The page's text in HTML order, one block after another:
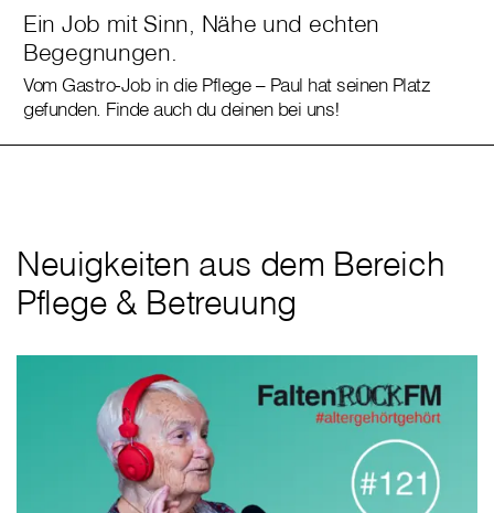
Ein Job mit Sinn, Nähe und echten
Begegnungen.
Vom Gastro-Job in die Pflege – Paul hat seinen Platz
gefunden. Finde auch du deinen bei uns!
Neuigkeiten aus dem Bereich
Pflege & Betreuung